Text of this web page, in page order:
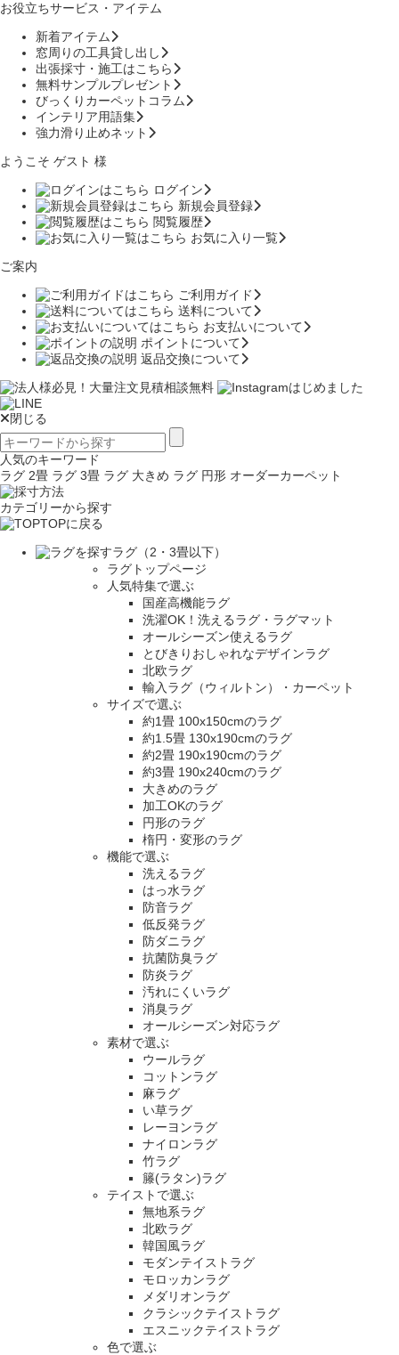
お役立ちサービス・アイテム
新着アイテム
窓周りの工具貸し出し
出張採寸・施工はこちら
無料サンプルプレゼント
びっくりカーペットコラム
インテリア用語集
強力滑り止めネット
ようこそ ゲスト 様
ログイン
新規会員登録
閲覧履歴
お気に入り一覧
ご案内
ご利用ガイド
送料について
お支払いについて
ポイントについて
返品交換について
閉じる
人気のキーワード
ラグ 2畳 ラグ 3畳 ラグ 大きめ ラグ 円形 オーダーカーペット
カテゴリーから探す
TOPに戻る
ラグ（2・3畳以下）
ラグトップページ
人気特集で選ぶ
国産高機能ラグ
洗濯OK！洗えるラグ・ラグマット
オールシーズン使えるラグ
とびきりおしゃれなデザインラグ
北欧ラグ
輸入ラグ（ウィルトン）・カーペット
サイズで選ぶ
約1畳 100x150cmのラグ
約1.5畳 130x190cmのラグ
約2畳 190x190cmのラグ
約3畳 190x240cmのラグ
大きめのラグ
加工OKのラグ
円形のラグ
楕円・変形のラグ
機能で選ぶ
洗えるラグ
はっ水ラグ
防音ラグ
低反発ラグ
防ダニラグ
抗菌防臭ラグ
防炎ラグ
汚れにくいラグ
消臭ラグ
オールシーズン対応ラグ
素材で選ぶ
ウールラグ
コットンラグ
麻ラグ
い草ラグ
レーヨンラグ
ナイロンラグ
竹ラグ
籐(ラタン)ラグ
テイストで選ぶ
無地系ラグ
北欧ラグ
韓国風ラグ
モダンテイストラグ
モロッカンラグ
メダリオンラグ
クラシックテイストラグ
エスニックテイストラグ
色で選ぶ